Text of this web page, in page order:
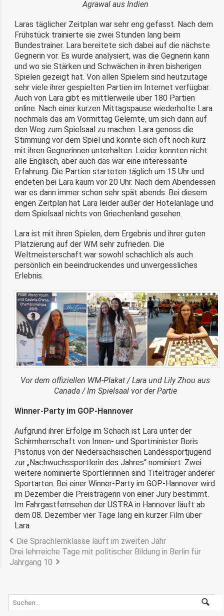
Agrawal aus Indien
Laras täglicher Zeitplan war sehr eng gefasst. Nach dem
Frühstück trainierte sie zwei Stunden lang beim
Bundestrainer. Lara bereitete sich dabei auf die nächste
Gegnerin vor. Es wurde analysiert, was die Gegnerin kann
und wo sie Stärken und Schwächen in ihren bisherigen
Spielen gezeigt hat. Von allen Spielern sind heutzutage
sehr viele ihrer gespielten Partien im Internet verfügbar.
Auch von Lara gibt es mittlerweile über 180 Partien
online. Nach einer kurzen Mittagspause wiederholte Lara
nochmals das am Vormittag Gelernte, um sich dann auf
den Weg zum Spielsaal zu machen. Lara genoss die
Stimmung vor dem Spiel und konnte sich oft noch kurz
mit ihren Gegnerinnen unterhalten. Leider konnten nicht
alle Englisch, aber auch das war eine interessante
Erfahrung. Die Partien starteten täglich um 15 Uhr und
endeten bei Lara kaum vor 20 Uhr. Nach dem Abendessen
war es dann immer schon sehr spät abends. Bei diesem
engen Zeitplan hat Lara leider außer der Hotelanlage und
dem Spielsaal nichts von Griechenland gesehen.
Lara ist mit ihren Spielen, dem Ergebnis und ihrer guten
Platzierung auf der WM sehr zufrieden. Die
Weltmeisterschaft war sowohl schachlich als auch
persönlich ein beeindruckendes und unvergessliches
Erlebnis.
Vor dem offiziellen WM-Plakat / Lara und Lily Zhou aus
Canada / Im Spielsaal vor der Partie
Winner-Party im GOP-Hannover
Aufgrund ihrer Erfolge im Schach ist Lara unter der
Schirmherrschaft von Innen- und Sportminister Boris
Pistorius von der Niedersächsischen Landessportjugend
zur „Nachwuchssportlerin des Jahres“ nominiert. Zwei
weitere nominierte Sportlerinnen sind Titelträger anderer
Sportarten. Bei einer Winner-Party im GOP-Hannover wird
im Dezember die Preisträgerin von einer Jury bestimmt.
Im Fahrgastfernsehen der ÜSTRA in Hannover läuft ab
dem 08. Dezember vier Tage lang ein kurzer Film über
Lara.
Die Sprachlernklasse läuft im zweiten Jahr
Drei lehrreiche Tage mit politischer Bildung in Berlin für
Jahrgang 10